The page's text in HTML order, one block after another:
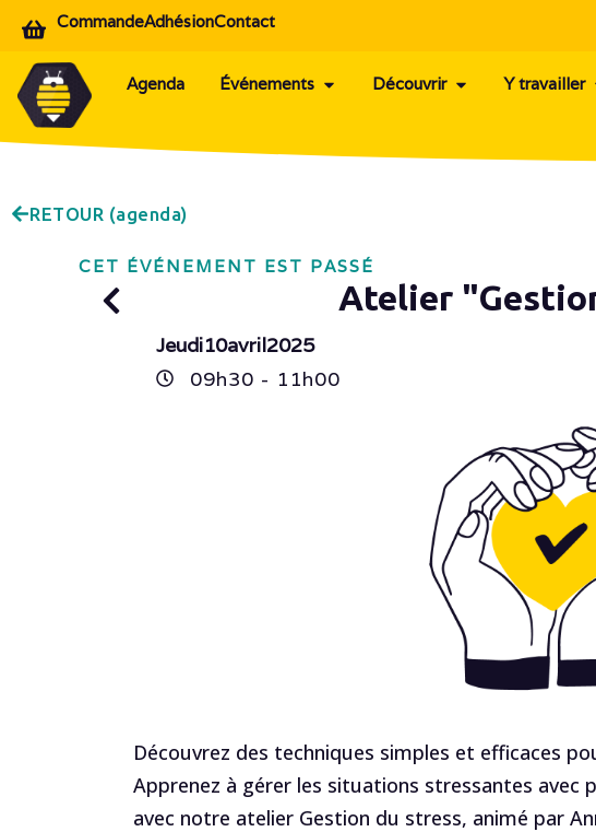
CommandeAdhésionContact
Agenda Événements Découvrir Y travailler
RETOUR (agenda)
CET ÉVÉNEMENT EST PASSÉ
Atelier
Jeudi10avril2025
09h30 - 11h00
Découvrez des techniques simples et efficaces
Apprenez à gérer les situations stressantes avec
avec notre atelier Gestion du stress, animé par